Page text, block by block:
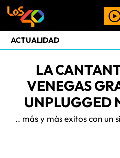
ACTUALIDAD
LA
VENEGAS
UNPLUGGED
.. más y más exitos con un